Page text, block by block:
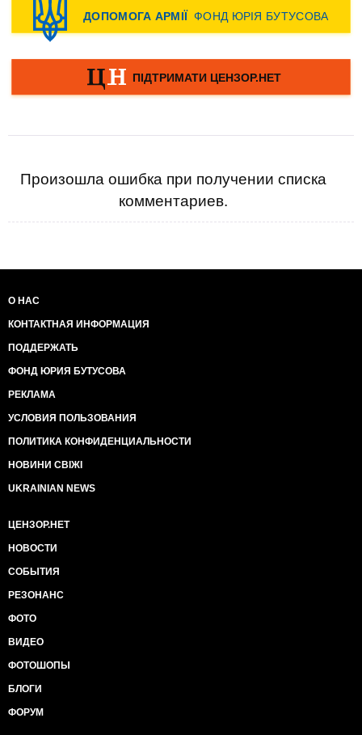
Произошла ошибка при получении списка
комментариев.
О НАС
КОНТАКТНАЯ ИНФОРМАЦИЯ
ПОДДЕРЖАТЬ
ФОНД ЮРИЯ БУТУСОВА
РЕКЛАМА
УСЛОВИЯ ПОЛЬЗОВАНИЯ
ПОЛИТИКА КОНФИДЕНЦИАЛЬНОСТИ
НОВИНИ СВІЖІ
UKRAINIAN NEWS
ЦЕНЗОР.НЕТ
НОВОСТИ
СОБЫТИЯ
РЕЗОНАНС
ФОТО
ВИДЕО
ФОТОШОПЫ
БЛОГИ
ФОРУМ